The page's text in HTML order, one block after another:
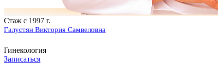
Стаж с 1997 г.
Галустян Виктория Самвеловна
Гинекология
Записаться